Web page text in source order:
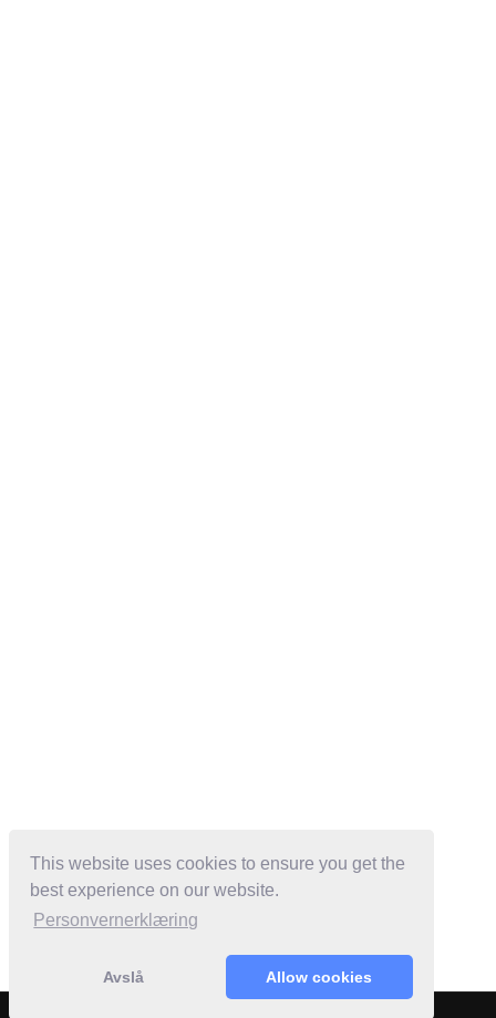
This website uses cookies to ensure you get the
best experience on our website.
Personvernerklæring
Avslå Allow cookies